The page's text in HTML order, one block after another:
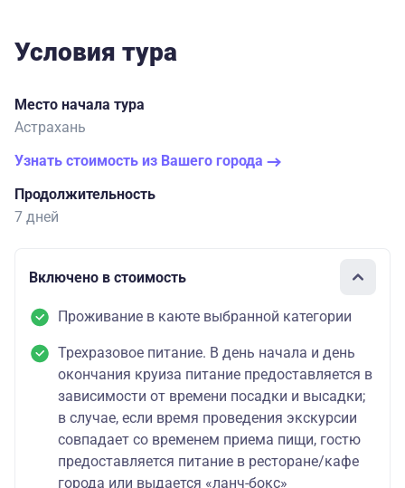
Условия тура
Место начала тура
Астрахань
Узнать стоимость из Вашего города
Продолжительность
7 дней
Включено в стоимость
Проживание в каюте выбранной категории
Трехразовое питание. В день начала и день
окончания круиза питание предоставляется в
зависимости от времени посадки и высадки;
в случае, если время проведения экскурсии
совпадает со временем приема пищи, гостю
предоставляется питание в ресторане/кафе
города или выдается «ланч-бокс»